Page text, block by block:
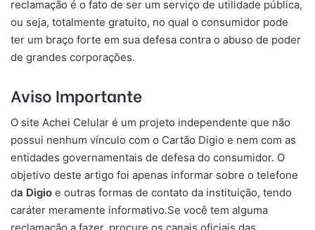
reclamação é o fato de ser um serviço de utilidade pública,
ou seja, totalmente gratuito, no qual o consumidor pode
ter um braço forte em sua defesa contra o abuso de poder
de grandes corporações.
Aviso Importante
O site Achei Celular é um projeto independente que não
possui nenhum vínculo com o Cartão Digio e nem com as
entidades governamentais de defesa do consumidor. O
objetivo deste artigo foi apenas informar sobre o telefone
da Digio e outras formas de contato da instituição, tendo
caráter meramente informativo.Se você tem alguma